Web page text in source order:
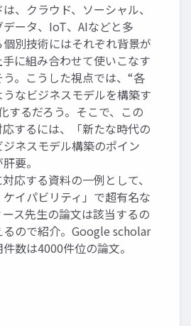
、クラウド、ソーシャル、
ータ、IoT、AIなどと多
別技術にはそれぞれ背景が
に組み合わせて使いこなす
。こうした視点では、“各
なビジネスモデルを構築す
するだろう。そこで、この
するには、「新たな時代の
ネスモデル構築のポイン
要。
応する資料の一例として、
ケイパビリティ」で超有名な
ス先生の論文は該当するの
ので紹介。Google scholar
数は4000件位の論文。